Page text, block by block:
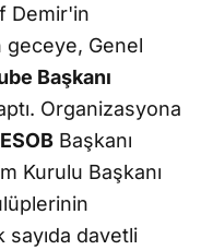
Demir'in
Genel
Başkanı
Organizasyona
Başkanı
Kurulu Başkanı
sayıda davetli